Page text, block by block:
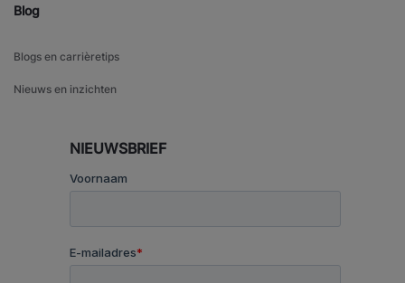
Blog
Blogs en carrièretips
Nieuws en inzichten
NIEUWSBRIEF